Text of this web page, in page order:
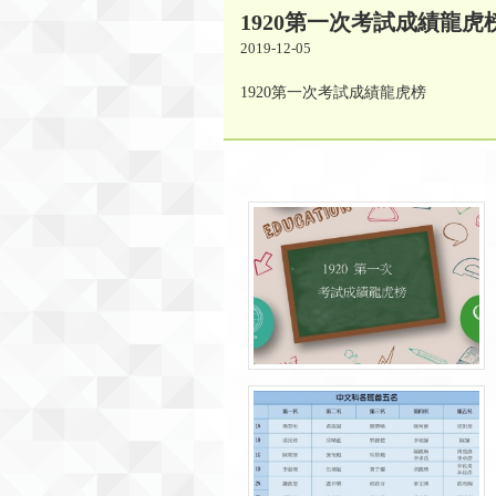
1920第一次考試成績龍虎
2019-12-05
1920第一次考試成績龍虎榜